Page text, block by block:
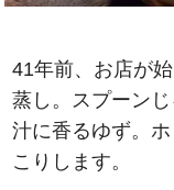
41年前、お店が
蒸し。スプーン
汁に香るゆず。
こりします。